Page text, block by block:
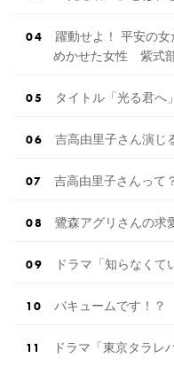
躍動せよ！ 平安の
めかせた女性 紫式
タイトル「光る君へ
吉高由里子さん演じ
吉高由里子さんって
鷺森アグリさんの求
ドラマ「知らなくて
バキュームです！？
ドラマ「東京タラレ